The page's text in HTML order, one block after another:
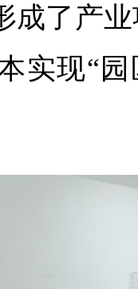
成了产
实现“园